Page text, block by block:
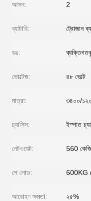
আসন: 2
ব্যাটারি: ট্রোজান
রঙ:
ভোল্টেজ: ৪৮ ভোল্ট
মাত্রা: ৩৪০০/
চ্যাসিস: ইস্পাত
নেটওয়েট: 560 কেজি
পে লোড: 600KG
আরোহণ ক্ষমতা: ২৫%